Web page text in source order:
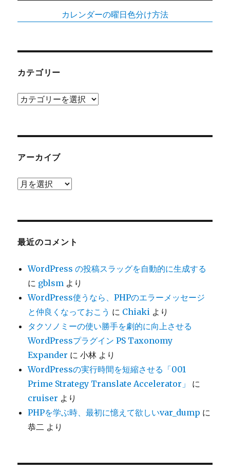
カレンダーの曜日色分け方法
カテゴリー
カ
ー
アーカイブ
ア
ブ
最近のコメント
WordPress の投稿スラッグを自動的に生成する
に gblsm より
WordPress使うなら、PHPのエラーメッセージ
と仲良くなっておこう に Chiaki より
タクソノミーの使い勝手を劇的に向上させる
WordPressプラグイン PS Taxonomy
Expander に小林 より
WordPressの実行時間を短縮させる「001
Prime Strategy Translate Accelerator」
に
cruiser より
PHPを学ぶ時、最初に憶えて欲しいvar_dump に
恭二 より